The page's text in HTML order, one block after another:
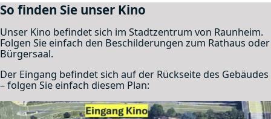
So finden Sie unser Kino
Unser Kino befindet sich im Stadtzentrum von Raunheim.
Folgen Sie einfach den Beschilderungen zum Rathaus oder
Bürgersaal.
Der Eingang befindet sich auf der Rückseite des Gebäudes
– folgen Sie einfach diesem Plan: